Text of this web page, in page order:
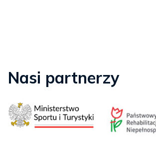
Nasi partnerzy